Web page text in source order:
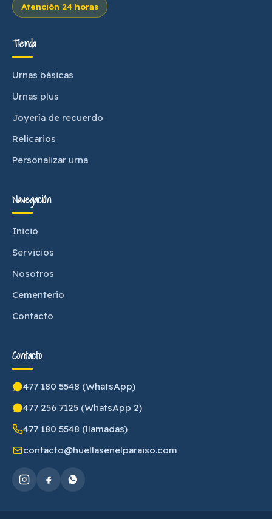
Atención 24 horas
Tienda
Urnas básicas
Urnas plus
Joyería de recuerdo
Relicarios
Personalizar urna
Navegación
Inicio
Servicios
Nosotros
Cementerio
Contacto
Contacto
477 180 5548 (WhatsApp)
477 256 7125 (WhatsApp 2)
477 180 5548 (llamadas)
contacto@huellasenelparaiso.com